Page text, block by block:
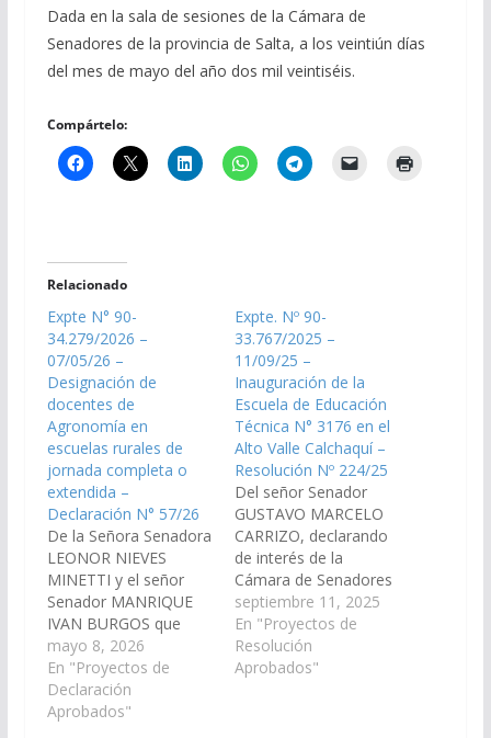
Dada en la sala de sesiones de la Cámara de
Senadores de la provincia de Salta, a los veintiún días
del mes de mayo del año dos mil veintiséis.
Compártelo:
Relacionado
Expte N° 90-
34.279/2026 –
07/05/26 –
Designación de
docentes de
Agronomía en
escuelas rurales de
jornada completa o
extendida –
Declaración N° 57/26
De la Señora Senadora
LEONOR NIEVES
MINETTI y el señor
Senador MANRIQUE
IVAN BURGOS que
verían con agrado que
el Ministerio de
Educación y Cultura de
la Provincia arbitre las
mayo 8, 2026
En "Proyectos de
Declaración
Aprobados"
Expte. Nº 90-
33.767/2025 –
11/09/25 –
Inauguración de la
Escuela de Educación
Técnica N° 3176 en el
Alto Valle Calchaquí –
Resolución Nº 224/25
Del señor Senador
GUSTAVO MARCELO
CARRIZO, declarando
de interés de la
Cámara de Senadores
la inauguración de la
Escuela de Educación
Técnica N° 3176 en el
Alto Valle Calchaquí,
septiembre 11, 2025
En "Proyectos de
Resolución
Aprobados"